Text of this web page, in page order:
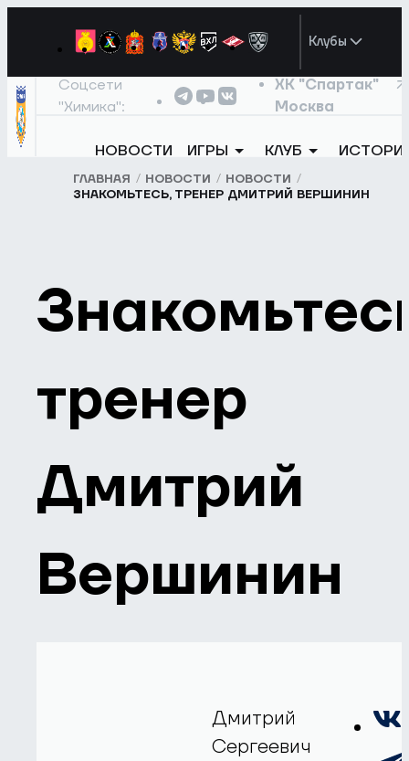
Клубы
Соцсети
"Химика":
ХК "Спартак"
Москва
НОВОСТИ ИГРЫ КЛУБ
ГЛАВНАЯ НОВОСТИ
НОВОСТИ
ЗНАКОМЬТЕСЬ, ТРЕНЕР ДМИТРИЙ ВЕРШИНИН
тренер
Дмитрий
Вершинин
Дмитрий
Сергеевич